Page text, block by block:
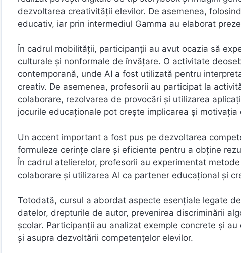
dezvoltarea creativității elevilor. De asemenea,
educativ, iar prin intermediul Gamma au elaborat
În cadrul mobilității, participanții au avut ocazia să
culturale și nonformale de învățare. O activitate
contemporană, unde AI a fost utilizată pentru
creativ. De asemenea, profesorii au participat la
colaborare, rezolvarea de provocări și utilizarea
jocurile educaționale pot crește implicarea și motivația
Un accent important a fost pus pe dezvoltarea
formuleze cerințe clare și eficiente pentru a obține
În cadrul atelierelor, profesorii au experimentat
colaborare și utilizarea AI ca partener educațional și
Totodată, cursul a abordat aspecte esențiale legate
datelor, drepturile de autor, prevenirea discriminării
școlar. Participanții au analizat exemple concrete și
și asupra dezvoltării competențelor elevilor.